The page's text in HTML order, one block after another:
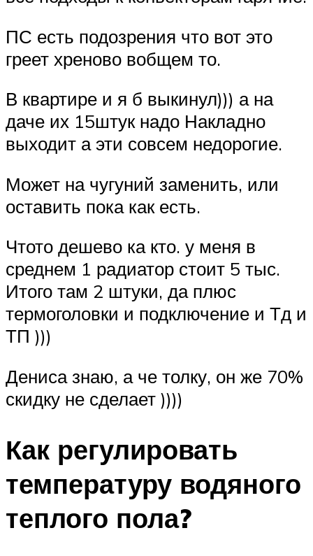
ПС есть подозрения что вот это
греет хреново вобщем то.
В квартире и я б выкинул))) а на
даче их 15штук надо Накладно
выходит а эти совсем недорогие.
Может на чугуний заменить, или
оставить пока как есть.
Чтото дешево ка кто. у меня в
среднем 1 радиатор стоит 5 тыс.
Итого там 2 штуки, да плюс
термоголовки и подключение и Тд и
ТП )))
Дениса знаю, а че толку, он же 70%
скидку не сделает ))))
Как регулировать
температуру водяного
теплого пола?